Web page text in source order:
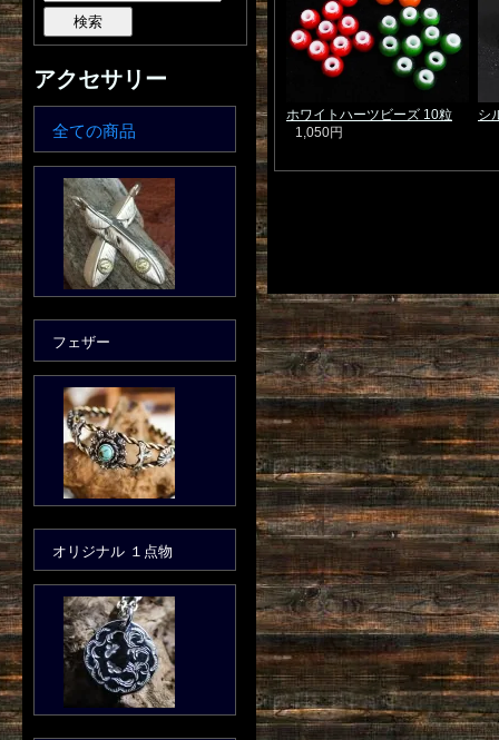
ホワイトハーツビーズ 10粒
1,050円
シ
アクセサリー
全ての商品
フェザー
オリジナル １点物